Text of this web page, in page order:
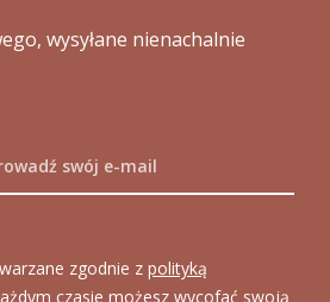
wysyłane nienachalnie
zgodnie z polityką
czasie możesz wycofać swoją